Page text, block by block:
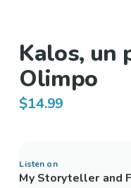
Kalos, un
Olimpo
$14.99
Listen on
My Storyteller and